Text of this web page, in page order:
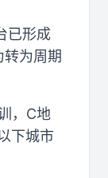
已形成
为周期
，C地
下城市